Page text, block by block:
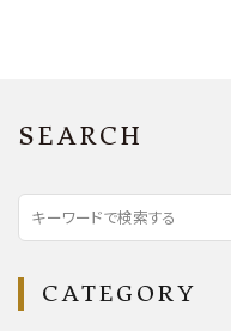
SEARCH
CATEGORY